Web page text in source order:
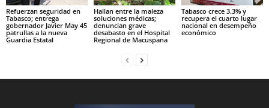
Refuerzan seguridad en
Tabasco; entrega
gobernador Javier May 45
patrullas a la nueva
Guardia Estatal
Hallan entre la maleza
soluciones médicas;
denuncian grave
desabasto en el Hospital
Regional de Macuspana
Tabasco crece 3.3% y
recupera el cuarto lugar
nacional en desempeño
económico